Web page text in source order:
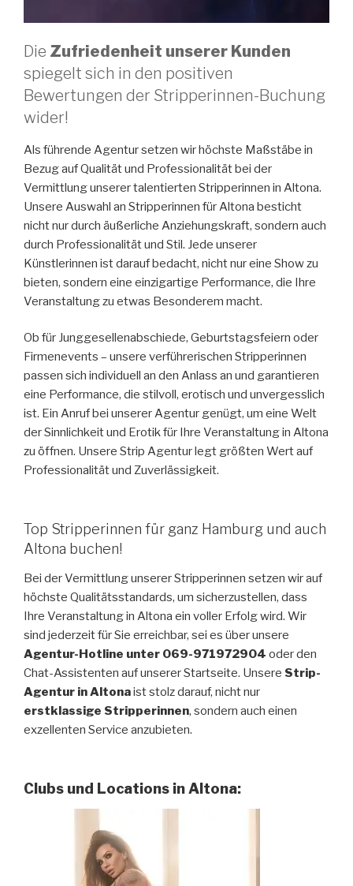
Die Zufriedenheit unserer Kunden
spiegelt sich in den positiven
Bewertungen der Stripperinnen-Buchung
wider!
Als führende Agentur setzen wir höchste Maßstäbe in
Bezug auf Qualität und Professionalität bei der
Vermittlung unserer talentierten Stripperinnen in Altona.
Unsere Auswahl an Stripperinnen für Altona besticht
nicht nur durch äußerliche Anziehungskraft, sondern auch
durch Professionalität und Stil. Jede unserer
Künstlerinnen ist darauf bedacht, nicht nur eine Show zu
bieten, sondern eine einzigartige Performance, die Ihre
Veranstaltung zu etwas Besonderem macht.
Ob für Junggesellenabschiede, Geburtstagsfeiern oder
Firmenevents – unsere verführerischen Stripperinnen
passen sich individuell an den Anlass an und garantieren
eine Performance, die stilvoll, erotisch und unvergesslich
ist. Ein Anruf bei unserer Agentur genügt, um eine Welt
der Sinnlichkeit und Erotik für Ihre Veranstaltung in Altona
zu öffnen. Unsere Strip Agentur legt größten Wert auf
Professionalität und Zuverlässigkeit.
Top Stripperinnen für ganz Hamburg und auch
Altona buchen!
Bei der Vermittlung unserer Stripperinnen setzen wir auf
höchste Qualitätsstandards, um sicherzustellen, dass
Ihre Veranstaltung in Altona ein voller Erfolg wird. Wir
sind jederzeit für Sie erreichbar, sei es über unsere
Agentur-Hotline unter 069-971972904 oder den
Chat-Assistenten auf unserer Startseite. Unsere Strip-
Agentur in Altonaist stolz darauf, nicht nur
erstklassige Stripperinnen, sondern auch einen
exzellenten Service anzubieten.
Clubs und Locations in Altona: